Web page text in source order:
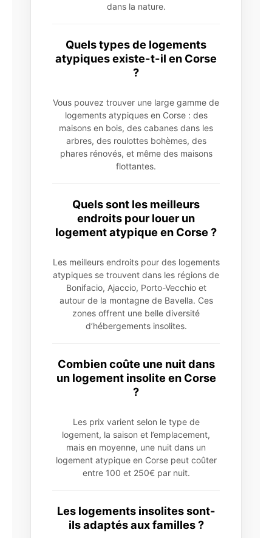
dans la nature.
Quels types de logements
atypiques existe-t-il en Corse
?
Vous pouvez trouver une large gamme de
logements atypiques en Corse : des
maisons en bois, des cabanes dans les
arbres, des roulottes bohèmes, des
phares rénovés, et même des maisons
flottantes.
Quels sont les meilleurs
endroits pour louer un
logement atypique en Corse ?
Les meilleurs endroits pour des logements
atypiques se trouvent dans les régions de
Bonifacio, Ajaccio, Porto-Vecchio et
autour de la montagne de Bavella. Ces
zones offrent une belle diversité
d’hébergements insolites.
Combien coûte une nuit dans
un logement insolite en Corse
?
Les prix varient selon le type de
logement, la saison et l’emplacement,
mais en moyenne, une nuit dans un
logement atypique en Corse peut coûter
entre 100 et 250€ par nuit.
Les logements insolites sont-
ils adaptés aux familles ?